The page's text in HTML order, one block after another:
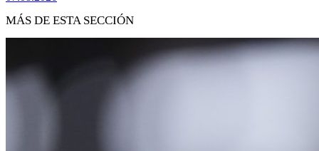
MÁS DE ESTA SECCIÓN